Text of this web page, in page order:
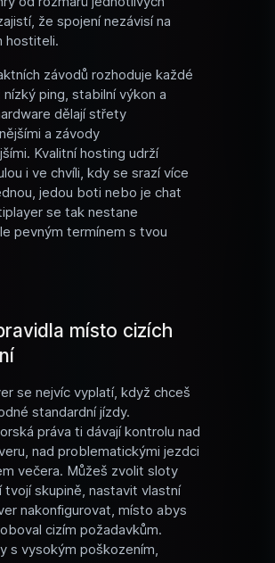
že spojení nezávisí na
hostiteli.
závodů rozhoduje každé
nízký ping, stabilní výkon a
dělají střety
a závody
Kvalitní hosting udrží
i ve chvíli, kdy se srazí více
jedou boti nebo je chat
se tak nestane
pevným termínem s tvou
místo cizích
se nejvíc vyplatí, když chceš
standardní jízdy.
práva ti dávají kontrolu nad
nad problematickými jezdci
večera. Můžeš zvolit sloty
tvojí skupině, nastavit vlastní
nakonfigurovat, místo abys
cizím požadavkům.
s vysokým poškozením,